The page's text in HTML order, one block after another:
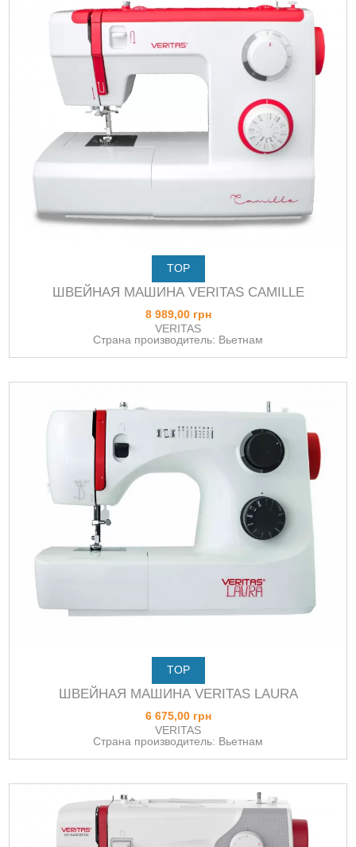
TOP
ШВЕЙНАЯ МАШИНА VERITAS CAMILLE
8 989,00 грн
VERITAS
Страна производитель: Вьетнам
TOP
ШВЕЙНАЯ МАШИНА VERITAS LAURA
6 675,00 грн
VERITAS
Страна производитель: Вьетнам